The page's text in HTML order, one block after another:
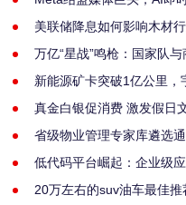
美联储降息如何影响木材
万亿“星战”鸣枪：国家队
新能源矿卡突破1亿公里，
真金白银促消费 激发假日
省级物业管理专家库遴选
低代码平台崛起：企业级
20万左右的suv油车最佳